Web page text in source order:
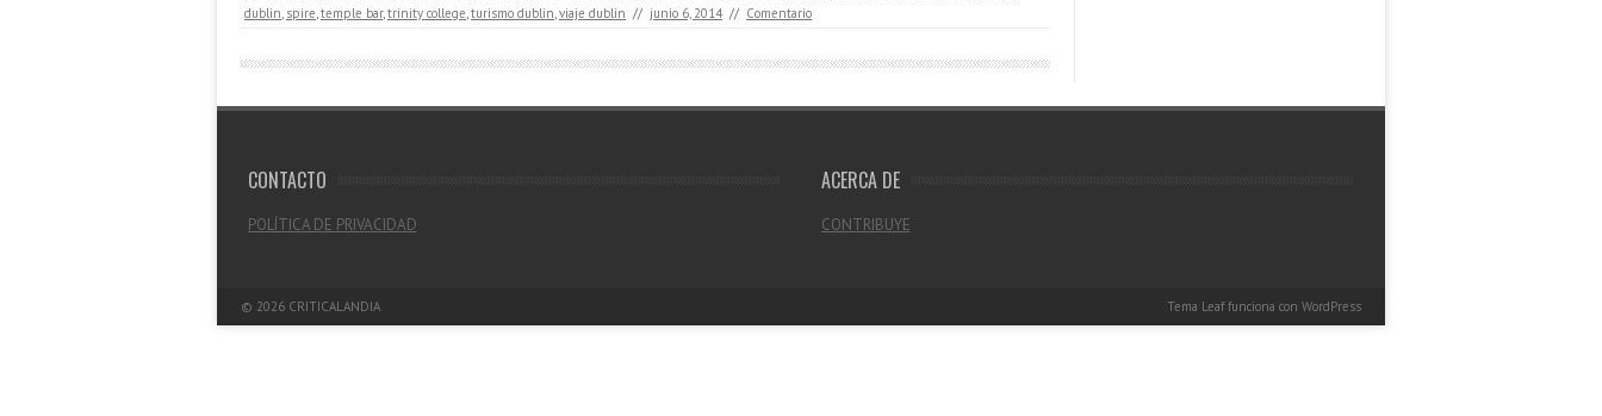
dublin, spire,temple bar,trinity college,turismo dublin,viaje dublin // junio 6, 2014 // Comentario
CONTACTO
POLÍTICA DE PRIVACIDAD
ACERCA DE
CONTRIBUYE
© 2026 CRITICALANDIA Tema Leaffunciona con WordPress